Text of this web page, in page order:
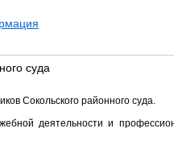
суда
Сокольского районного суда.
деятельности и